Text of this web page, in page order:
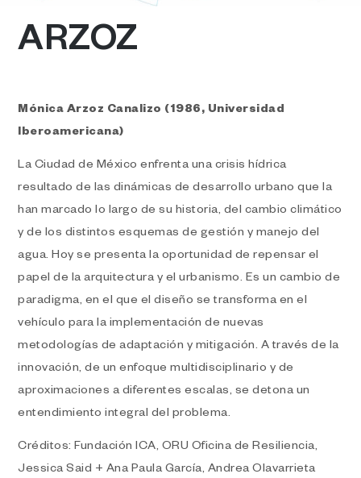
ARZOZ
Mónica Arzoz Canalizo (1986, Universidad
Iberoamericana)
La Ciudad de México enfrenta una crisis hídrica
resultado de las dinámicas de desarrollo urbano que la
han marcado lo largo de su historia, del cambio climático
y de los distintos esquemas de gestión y manejo del
agua. Hoy se presenta la oportunidad de repensar el
papel de la arquitectura y el urbanismo. Es un cambio de
paradigma, en el que el diseño se transforma en el
vehículo para la implementación de nuevas
metodologías de adaptación y mitigación. A través de la
innovación, de un enfoque multidisciplinario y de
aproximaciones a diferentes escalas, se detona un
entendimiento integral del problema.
Créditos: Fundación ICA, ORU Oficina de Resiliencia,
Jessica Said + Ana Paula García, Andrea Olavarrieta